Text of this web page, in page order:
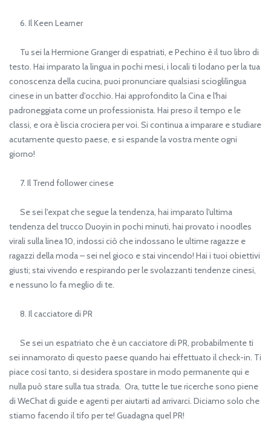
6. Il Keen Learner
Tu sei la Hermione Granger di espatriati, e Pechino è il tuo libro di
testo. Hai imparato la lingua in pochi mesi, i locali ti lodano per la tua
conoscenza della cucina, puoi pronunciare qualsiasi scioglilingua
cinese in un batter d'occhio. Hai approfondito la Cina e l'hai
padroneggiata come un professionista. Hai preso il tempo e le
classi, e ora è liscia crociera per voi. Si continua a imparare e studiare
acutamente questo paese, e si espande la vostra mente ogni
giorno!
7. Il Trend follower cinese
Se sei l'expat che segue la tendenza, hai imparato l'ultima
tendenza del trucco Duoyin in pochi minuti, hai provato i noodles
virali sulla linea 10, indossi ciò che indossano le ultime ragazze e
ragazzi della moda – sei nel gioco e stai vincendo! Hai i tuoi obiettivi
giusti; stai vivendo e respirando per le svolazzanti tendenze cinesi,
e nessuno lo fa meglio di te.
8. Il cacciatore di PR
Se sei un espatriato che è un cacciatore di PR, probabilmente ti
sei innamorato di questo paese quando hai effettuato il check-in. Ti
piace così tanto, si desidera spostare in modo permanente qui e
nulla può stare sulla tua strada. Ora, tutte le tue ricerche sono piene
di WeChat di guide e agenti per aiutarti ad arrivarci. Diciamo solo che
stiamo facendo il tifo per te! Guadagna quel PR!